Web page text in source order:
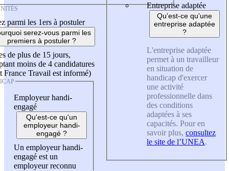
parmi les 1ers à postuler
serez-vous parmi les
premiers à postuler ?
de plus de 15 jours,
moins de 4 candidatures
France Travail est informé)
Employeur handi-
engagé
Qu'est-ce qu'un
employeur handi-
engagé ?
Un employeur handi-
engagé est un
employeur reconnu
Entreprise adaptée
Qu'est-ce qu'une
entreprise adaptée
?
L'entreprise adaptée
permet à un travailleur
en situation de
handicap d'exercer
une activité
professionnelle dans
des conditions
adaptées à ses
capacités. Pour en
savoir plus, consultez
le site de l’UNEA.